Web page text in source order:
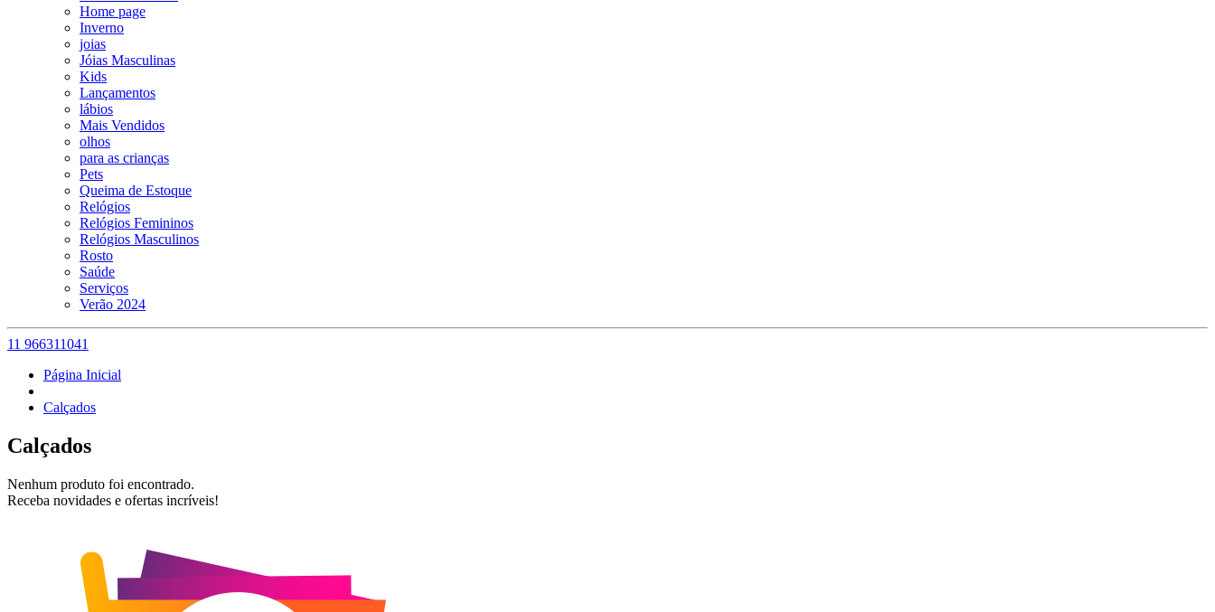
Home page
Inverno
joias
Jóias Masculinas
Kids
Lançamentos
lábios
Mais Vendidos
olhos
para as crianças
Pets
Queima de Estoque
Relógios
Relógios Femininos
Relógios Masculinos
Rosto
Saúde
Serviços
Verão 2024
11 966311041
Página Inicial
Calçados
Calçados
Nenhum produto foi encontrado.
Receba novidades e ofertas incríveis!